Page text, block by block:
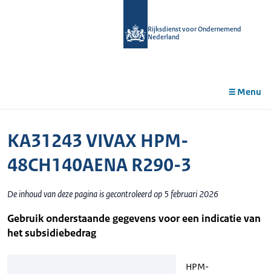
Rijksdienst voor Ondernemend
Nederland
Menu
KA31243 VIVAX HPM-
48CH140AENA R290-3
De inhoud van deze pagina is gecontroleerd op 5 februari 2026
Gebruik onderstaande gegevens voor een indicatie van
het subsidiebedrag
HPM-